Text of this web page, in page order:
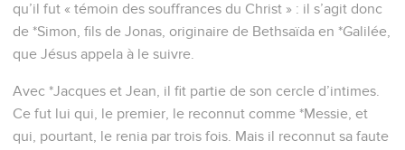
qu’il fut « témoin des souffrances du Christ » : il s’agit donc
de *Simon, fils de Jonas, originaire de Bethsaïda en *Galilée,
que Jésus appela à le suivre.
Avec *Jacques et Jean, il fit partie de son cercle d’intimes.
Ce fut lui qui, le premier, le reconnut comme *Messie, et
qui, pourtant, le renia par trois fois. Mais il reconnut sa faute